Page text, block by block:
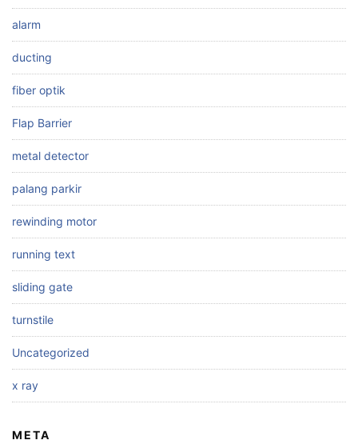
alarm
ducting
fiber optik
Flap Barrier
metal detector
palang parkir
rewinding motor
running text
sliding gate
turnstile
Uncategorized
x ray
META